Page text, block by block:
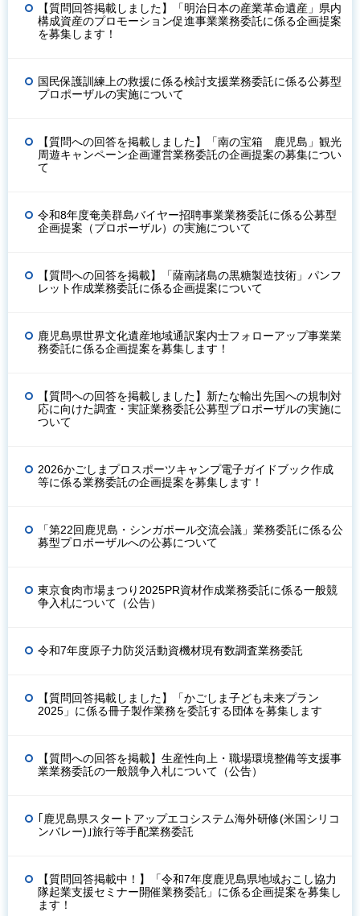
【質問回答掲載しました】「明治日本の産業革命遺産」県内
構成資産のプロモーション促進事業業務委託に係る企画提案
を募集します！
国民保護訓練上の救援に係る検討支援業務委託に係る公募型
プロポーザルの実施について
【質問への回答を掲載しました】「南の宝箱 鹿児島」観光
周遊キャンペーン企画運営業務委託の企画提案の募集につい
て
令和8年度奄美群島バイヤー招聘事業業務委託に係る公募型
企画提案（プロポーザル）の実施について
【質問への回答を掲載】「薩南諸島の黒糖製造技術」パンフ
レット作成業務委託に係る企画提案について
鹿児島県世界文化遺産地域通訳案内士フォローアップ事業業
務委託に係る企画提案を募集します！
【質問への回答を掲載しました】新たな輸出先国への規制対
応に向けた調査・実証業務委託公募型プロポーザルの実施に
ついて
2026かごしまプロスポーツキャンプ電子ガイドブック作成
等に係る業務委託の企画提案を募集します！
「第22回鹿児島・シンガポール交流会議」業務委託に係る公
募型プロポーザルへの公募について
東京食肉市場まつり2025PR資材作成業務委託に係る一般競
争入札について（公告）
令和7年度原子力防災活動資機材現有数調査業務委託
【質問回答掲載しました】「かごしま子ども未来プラン
2025」に係る冊子製作業務を委託する団体を募集します
【質問への回答を掲載】生産性向上・職場環境整備等支援事
業業務委託の一般競争入札について（公告）
｢鹿児島県スタートアップエコシステム海外研修(米国シリコ
ンバレー)｣旅行等手配業務委託
【質問回答掲載中！】「令和7年度鹿児島県地域おこし協力
隊起業支援セミナー開催業務委託」に係る企画提案を募集し
ます！